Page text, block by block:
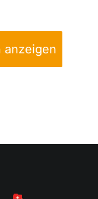
anzeigen